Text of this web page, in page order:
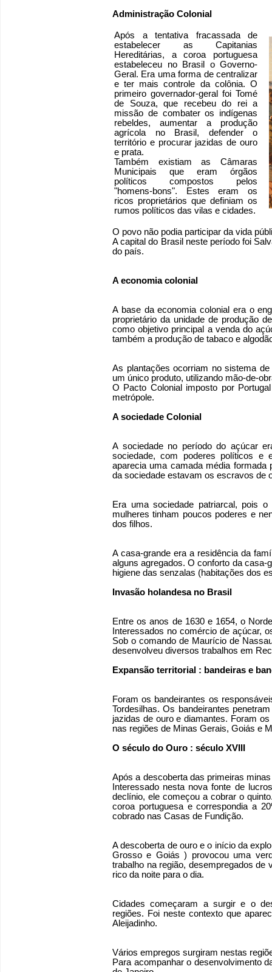
Administração Colonial
Após a tentativa fracassada de
estabelecer as Capitanias
Hereditárias, a coroa portuguesa
estabeleceu no Brasil o Governo-
Geral. Era uma forma de centralizar
e ter mais controle da colônia. O
primeiro governador-geral foi Tomé
de Souza, que recebeu do rei a
missão de combater os indígenas
rebeldes, aumentar a produção
agrícola no Brasil, defender o
território e procurar jazidas de ouro
e prata.
Também existiam as Câmaras
Municipais que eram órgãos
políticos compostos pelos
"homens-bons". Estes eram os
ricos proprietários que definiam os
rumos políticos das vilas e cidades.
O povo não podia participar da vida
A capital do Brasil neste período foi
do país.
A economia colonial
A base da economia colonial era o
proprietário da unidade de produção
como objetivo principal a venda do
também a produção de tabaco e
As plantações ocorriam no sistema
um único produto, utilizando mão-de-
O Pacto Colonial imposto por
metrópole.
A sociedade Colonial
A sociedade no período do açúcar
sociedade, com poderes políticos e
aparecia uma camada média formada
da sociedade estavam os escravos de
Era uma sociedade patriarcal, pois
mulheres tinham poucos poderes e
dos filhos.
A casa-grande era a residência da
alguns agregados. O conforto da
higiene das senzalas (habitações dos
Invasão holandesa no Brasil
Entre os anos de 1630 e 1654, o
Interessados no comércio de açúcar,
Sob o comando de Maurício de
desenvolveu diversos trabalhos em
Expansão territorial : bandeiras e
Foram os bandeirantes os
Tordesilhas. Os bandeirantes
jazidas de ouro e diamantes. Foram
nas regiões de Minas Gerais, Goiás e
O século do Ouro : século XVIII
Após a descoberta das primeiras
Interessado nesta nova fonte de
declínio, ele começou a cobrar o
coroa portuguesa e correspondia a
cobrado nas Casas de Fundição.
A descoberta de ouro e o início da
Grosso e Goiás ) provocou uma
trabalho na região, desempregados
rico da noite para o dia.
Cidades começaram a surgir e o
regiões. Foi neste contexto que
Aleijadinho.
Vários empregos surgiram nestas
Para acompanhar o desenvolvimento